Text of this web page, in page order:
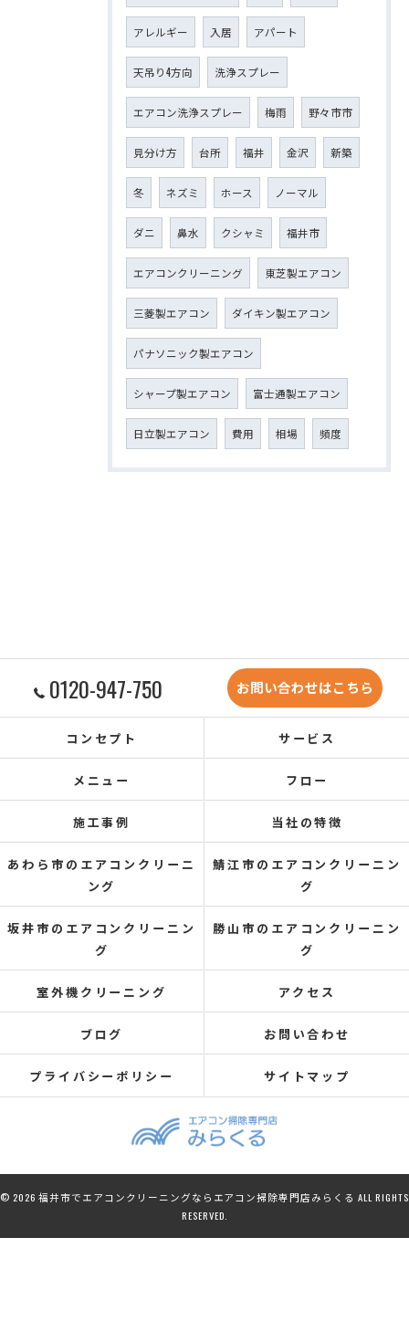
アレルギー 入居 アパート
天吊り4方向 洗浄スプレー
エアコン洗浄スプレー 梅雨 野々市市
見分け方 台所 福井 金沢 新築
冬 ネズミ ホース ノーマル
ダニ 鼻水 クシャミ 福井市
エアコンクリーニング 東芝製エアコン
三菱製エアコン ダイキン製エアコン
パナソニック製エアコン
シャープ製エアコン 富士通製エアコン
日立製エアコン 費用 相場 頻度
0120-947-750 お問い合わせはこちら
コンセプト サービス
メニュー フロー
施工事例 当社の特徴
あわら市のエアコンクリーニ
ング
鯖江市のエアコンクリーニン
グ
坂井市のエアコンクリーニン
グ
勝山市のエアコンクリーニン
グ
室外機クリーニング アクセス
ブログ お問い合わせ
プライバシーポリシー サイトマップ
© 2026 福井市でエアコンクリーニングならエアコン掃除専門店みらくる ALL RIGHTS
RESERVED.